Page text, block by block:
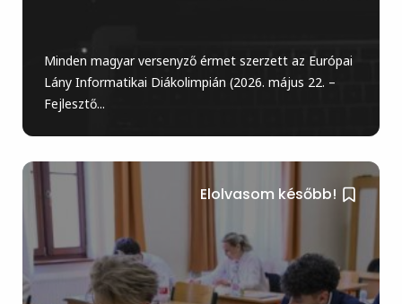
Minden magyar versenyző érmet szerzett az Európai
Lány Informatikai Diákolimpián (2026. május 22. –
Fejlesztő...
Elolvasom később!